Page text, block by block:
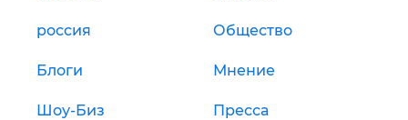
россия Общество
Блоги Мнение
Шоу-Биз Пресса